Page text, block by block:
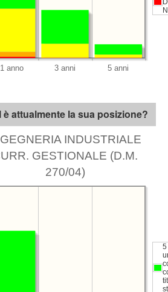
è attualmente la sua posizione?
INDUSTRIALE
GESTIONALE (D.M.
270/04)
5